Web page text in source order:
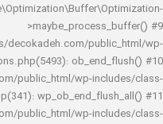
domains/decokadeh.com/
functions.php(5493):
public_html/wp-
hook.php(341):
public_html/wp-